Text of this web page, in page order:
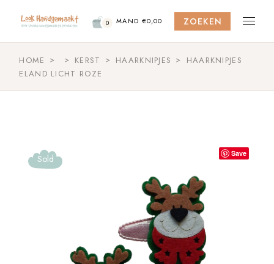
content
0 MAND €0,00 ZOEKEN
HOME KERST HAARKNIPJES
HAARKNIPJES
ELAND LICHT ROZE
Sold Save